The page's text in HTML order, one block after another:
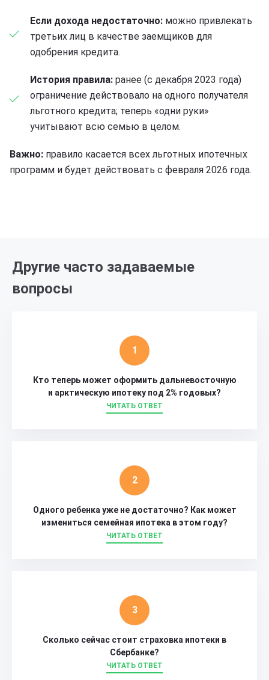
Если дохода недостаточно: можно привлекать
третьих лиц в качестве заемщиков для
одобрения кредита.
История правила: ранее (с декабря 2023 года)
ограничение действовало на одного получателя
льготного кредита; теперь «одни руки»
учитывают всю семью в целом.
Важно: правило касается всех льготных ипотечных
программ и будет действовать с февраля 2026 года.
Другие часто задаваемые
вопросы
Кто теперь может оформить дальневосточную
и арктическую ипотеку под 2% годовых?
ЧИТАТЬ ОТВЕТ
Одного ребенка уже не достаточно? Как может
измениться семейная ипотека в этом году?
ЧИТАТЬ ОТВЕТ
Сколько сейчас стоит страховка ипотеки в
Сбербанке?
ЧИТАТЬ ОТВЕТ